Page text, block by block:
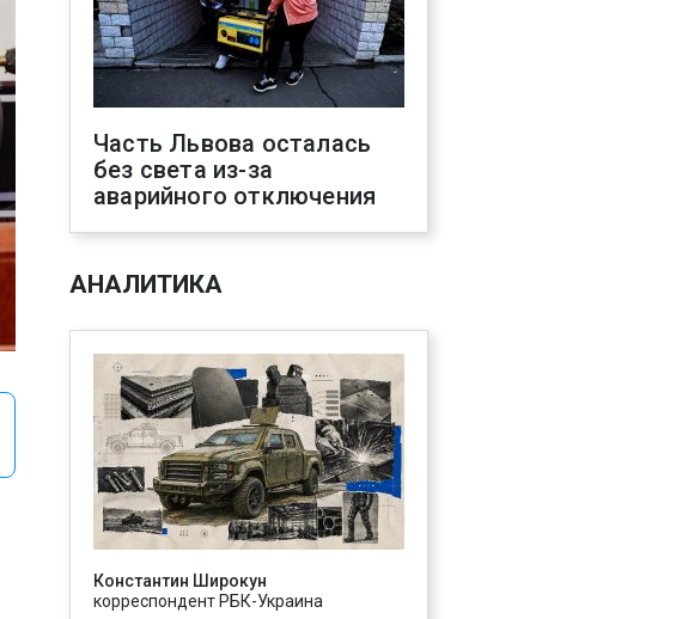
Часть Львова осталась
без света из-за
аварийного отключения
АНАЛИТИКА
Константин Широкун
корреспондент РБК-Украина